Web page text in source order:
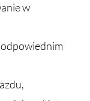
w
odpowiednim